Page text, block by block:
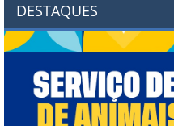
DESTAQUES